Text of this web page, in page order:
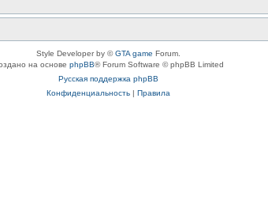
Style Developer by ©GTA game Forum.
на основе phpBB® Forum Software © phpBB Limited
Русская поддержка phpBB
Конфиденциальность| Правила